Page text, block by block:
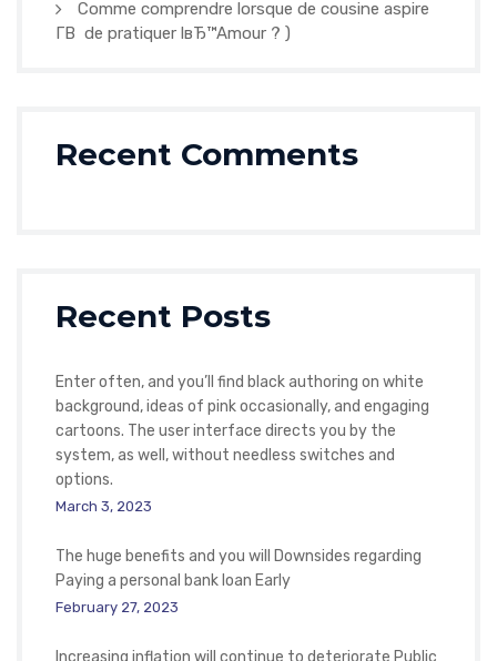
Comme comprendre lorsque de cousine aspire
Г­В de pratiquer lвЂ™Amour ? )
Recent Comments
Recent Posts
Enter often, and you’ll find black authoring on white
background, ideas of pink occasionally, and engaging
cartoons. The user interface directs you by the
system, as well, without needless switches and
options.
March 3, 2023
The huge benefits and you will Downsides regarding
Paying a personal bank loan Early
February 27, 2023
Increasing inflation will continue to deteriorate Public